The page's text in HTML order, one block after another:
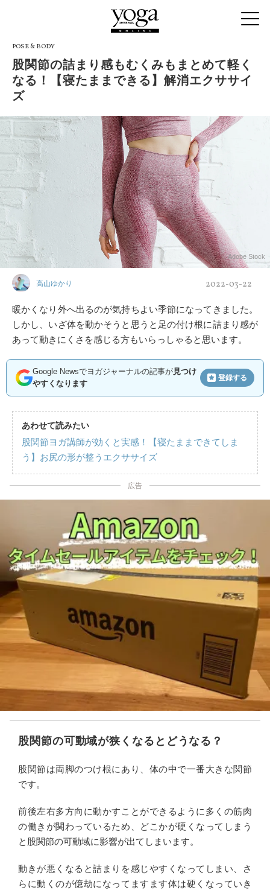
POSE & BODY
股関節の詰まり感もむくみもまとめて軽く
なる！【寝たままできる】解消エクササイ
ズ
Adobe Stock
高山ゆかり 2022-03-22
暖かくなり外へ出るのが気持ちよい季節になってきました。
しかし、いざ体を動かそうと思うと足の付け根に詰まり感が
あって動きにくさを感じる方もいらっしゃると思います。
Google Newsでヨガジャーナルの記事が見つけ
やすくなります
登録する
あわせて読みたい
股関節ヨガ講師が効くと実感！【寝たままできてしま
う】お尻の形が整うエクササイズ
広告
股関節の可動域が狭くなるとどうなる？
股関節は両脚のつけ根にあり、体の中で一番大きな関節
です。
前後左右多方向に動かすことができるように多くの筋肉
の働きが関わっているため、どこかが硬くなってしまう
と股関節の可動域に影響が出てしまいます。
動きが悪くなると詰まりを感じやすくなってしまい、さ
らに動くのが億劫になってますます体は硬くなっていき